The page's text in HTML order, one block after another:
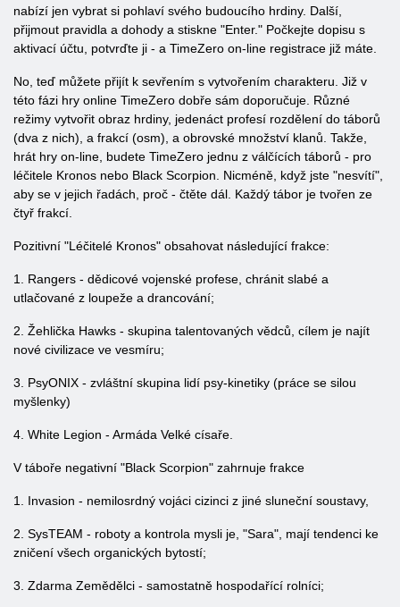
nabízí jen vybrat si pohlaví svého budoucího hrdiny. Další,
přijmout pravidla a dohody a stiskne "Enter." Počkejte dopisu s
aktivací účtu, potvrďte ji - a TimeZero on-line registrace již máte.
No, teď můžete přijít k sevřením s vytvořením charakteru. Již v
této fázi hry online TimeZero dobře sám doporučuje. Různé
režimy vytvořit obraz hrdiny, jedenáct profesí rozdělení do táborů
(dva z nich), a frakcí (osm), a obrovské množství klanů. Takže,
hrát hry on-line, budete TimeZero jednu z válčících táborů - pro
léčitele Kronos nebo Black Scorpion. Nicméně, když jste "nesvítí",
aby se v jejich řadách, proč - čtěte dál. Každý tábor je tvořen ze
čtyř frakcí.
Pozitivní "Léčitelé Kronos" obsahovat následující frakce:
1. Rangers - dědicové vojenské profese, chránit slabé a
utlačované z loupeže a drancování;
2. Žehlička Hawks - skupina talentovaných vědců, cílem je najít
nové civilizace ve vesmíru;
3. PsyONIX - zvláštní skupina lidí psy-kinetiky (práce se silou
myšlenky)
4. White Legion - Armáda Velké císaře.
V táboře negativní "Black Scorpion" zahrnuje frakce
1. Invasion - nemilosrdný vojáci cizinci z jiné sluneční soustavy,
2. SysTEAM - roboty a kontrola mysli je, "Sara", mají tendenci ke
zničení všech organických bytostí;
3. Zdarma Zemědělci - samostatně hospodařící rolníci;